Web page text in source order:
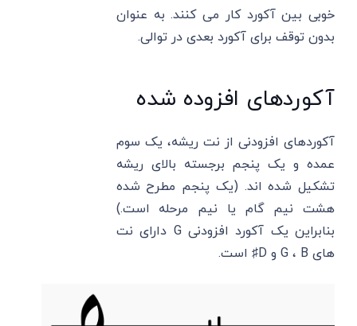
خوبی بین آکورد کار می کنند. به عنوان
بدون توقف برای آکورد بعدی در توالی.
آکوردهای افزوده شده
آکوردهای افزودنی از نت ریشه، یک سوم
عمده و یک پنجم برجسته بالای ریشه
تشکیل شده اند. (یک پنجم مطرح شده
هشت نیم گام یا نیم مرحله است.)
بنابراین یک آکورد افزودنی G دارای نت
های G ، B و D♯ است.